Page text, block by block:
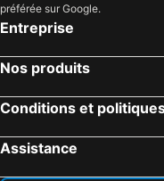
préférée sur Google.
Entreprise
Nos produits
Conditions et
Assistance